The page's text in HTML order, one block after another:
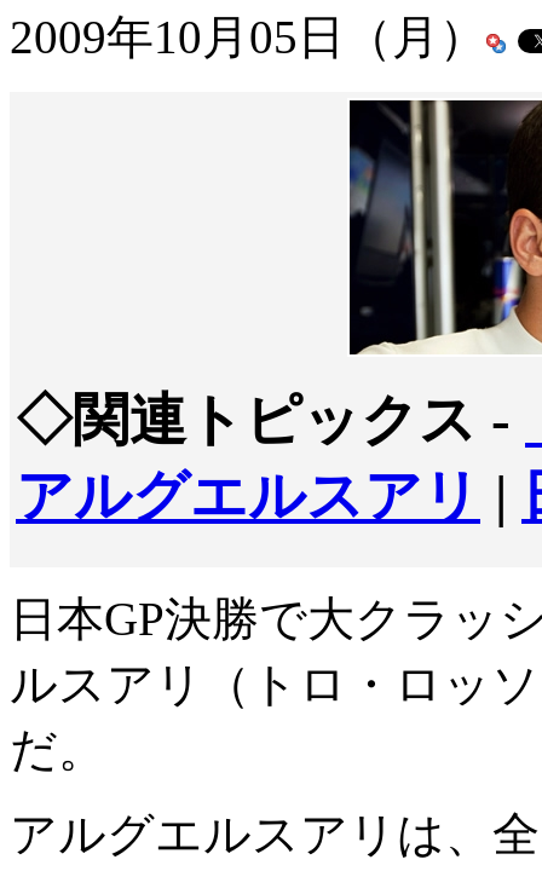
2009年10月05日（月）
◇関連トピックス -
アルグエルスアリ |
日本GP決勝で大クラッ
ルスアリ（トロ・ロッ
だ。
アルグエルスアリは、